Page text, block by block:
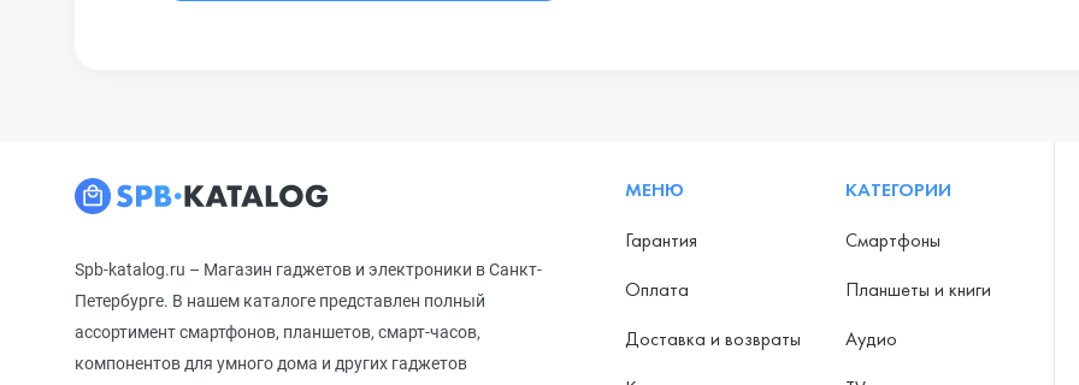
Spb-katalog.ru – Магазин гаджетов и электроники в Санкт-
Петербурге. В нашем каталоге представлен полный
ассортимент смартфонов, планшетов, смарт-часов,
компонентов для умного дома и других гаджетов
МЕНЮ
Гарантия
Оплата
Доставка и возвраты
КАТЕГОРИИ
Смартфоны
Планшеты и книги
Аудио